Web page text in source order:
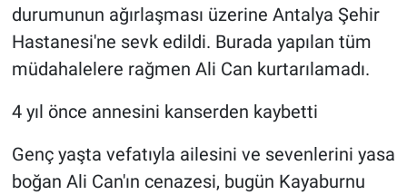
durumunun ağırlaşması üzerine Antalya Şehir
Hastanesi'ne sevk edildi. Burada yapılan tüm
müdahalelere rağmen Ali Can kurtarılamadı.
4 yıl önce annesini kanserden kaybetti
Genç yaşta vefatıyla ailesini ve sevenlerini yasa
boğan Ali Can'ın cenazesi, bugün Kayaburnu